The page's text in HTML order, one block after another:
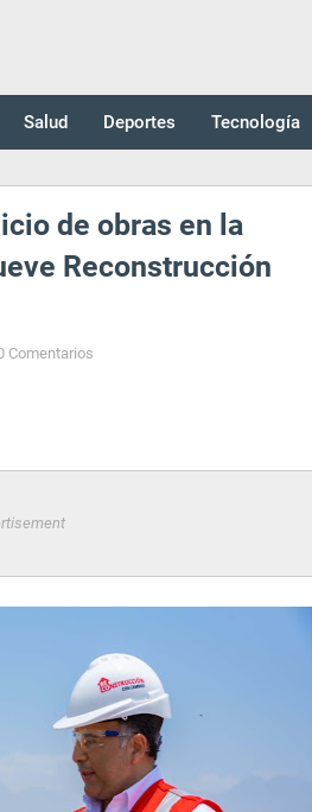
Salud Deportes Tecnología
de obras en la
Reconstrucción
Comentarios